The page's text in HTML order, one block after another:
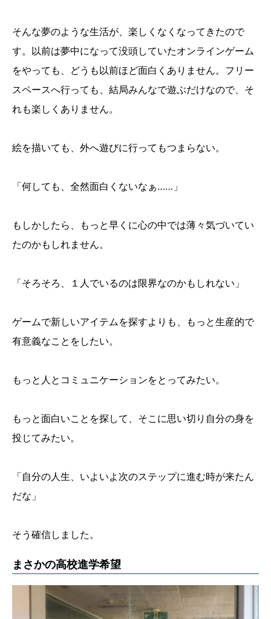
そんな夢のような生活が、楽しくなくなってきたので
す。以前は夢中になって没頭していたオンラインゲーム
をやっても、どうも以前ほど面白くありません。フリー
スペースへ行っても、結局みんなで遊ぶだけなので、そ
れも楽しくありません。
絵を描いても、外へ遊びに行ってもつまらない。
「何しても、全然面白くないなぁ……」
もしかしたら、もっと早くに心の中では薄々気づいてい
たのかもしれません。
「そろそろ、１人でいるのは限界なのかもしれない」
ゲームで新しいアイテムを探すよりも、もっと生産的で
有意義なことをしたい。
もっと人とコミュニケーションをとってみたい。
もっと面白いことを探して、そこに思い切り自分の身を
投じてみたい。
「自分の人生、いよいよ次のステップに進む時が来たん
だな」
そう確信しました。
まさかの高校進学希望